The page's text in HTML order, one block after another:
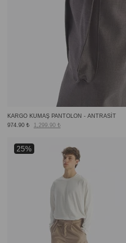
KARGO KUMAŞ PANTOLON - ANTRASİT
974.90 ₺
1,299.90 ₺
25%